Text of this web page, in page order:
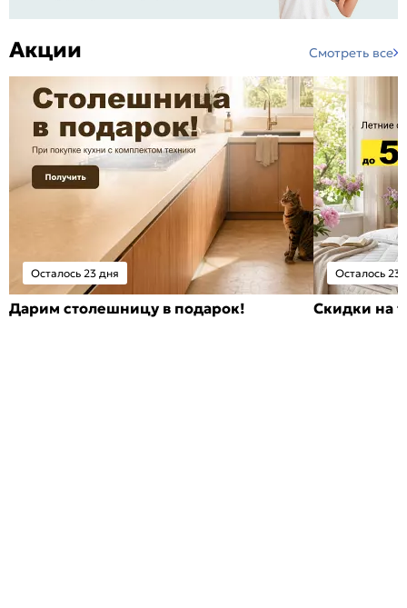
Акции Смотреть все
Осталось 23 дня
Дарим столешницу в подарок!
Осталось 23
Скидки на